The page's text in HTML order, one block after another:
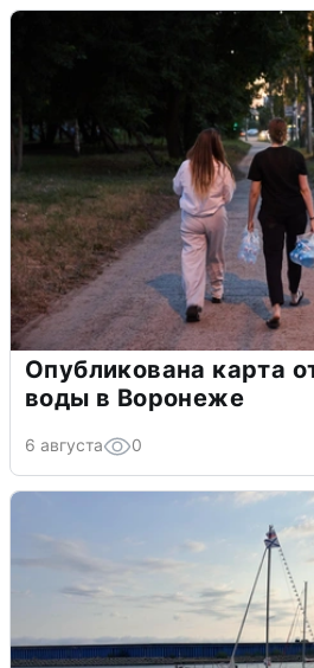
Опубликована карта
воды в Воронеже
6 августа 0